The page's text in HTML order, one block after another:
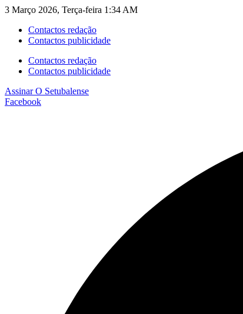
3 Março 2026, Terça-feira 1:34 AM
Contactos redação
Contactos publicidade
Contactos redação
Contactos publicidade
AssinarO Setubalense
Facebook